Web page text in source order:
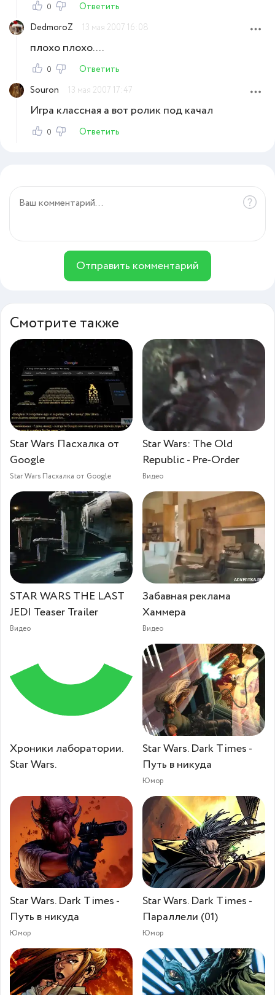
0
Ответить
DedmoroZ
13 мая 2007 16:08
плохо плохо....
0
Ответить
Souron
13 мая 2007 17:47
Игра классная а вот ролик под качал
0 Ответить
Отправить комментарий
Смотрите также
Star Wars Пасхалка от
Google
Star Wars Пасхалка от Google
Star Wars: The Old
Republic - Pre-Order
Видео
STAR WARS THE LAST
JEDI Teaser Trailer
Видео
Забавная реклама
Хаммера
Видео
Хроники лаборатории.
Star Wars.
Star Wars. Dark Times -
Путь в никуда
Юмор
Star Wars. Dark Times -
Путь в никуда
Юмор
Star Wars. Dark Times -
Параллели (01)
Юмор